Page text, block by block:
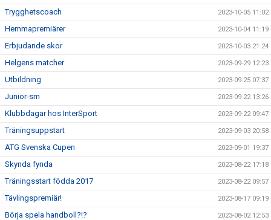
Trygghetscoach 2023-10-05 11:02
Hemmapremiärer 2023-10-04 11:19
Erbjudande skor 2023-10-03 21:24
Helgens matcher 2023-09-29 12:23
Utbildning 2023-09-25 07:37
Junior-sm 2023-09-22 13:26
Klubbdagar hos InterSport 2023-09-22 09:47
Träningsuppstart 2023-09-03 20:58
ATG Svenska Cupen 2023-09-01 19:37
Skynda fynda 2023-08-22 17:18
Träningsstart födda 2017 2023-08-22 09:57
Tävlingspremiär! 2023-08-17 09:19
Börja spela handboll?!? 2023-08-02 12:53